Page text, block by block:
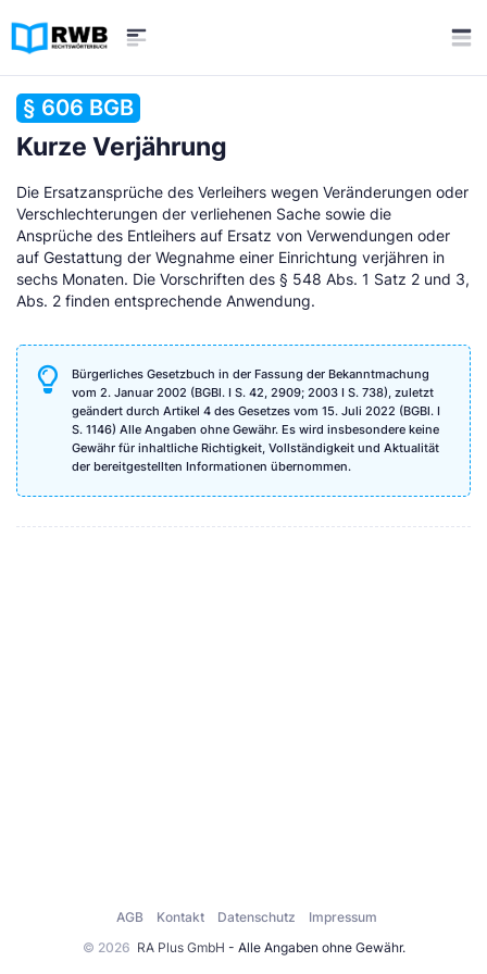
§ 606 BGB
Kurze Verjährung
Die Ersatzansprüche des Verleihers wegen Veränderungen oder
Verschlechterungen der verliehenen Sache sowie die
Ansprüche des Entleihers auf Ersatz von Verwendungen oder
auf Gestattung der Wegnahme einer Einrichtung verjähren in
sechs Monaten. Die Vorschriften des § 548 Abs. 1 Satz 2 und 3,
Abs. 2 finden entsprechende Anwendung.
Bürgerliches Gesetzbuch in der Fassung der Bekanntmachung
vom 2. Januar 2002 (BGBl. I S. 42, 2909; 2003 I S. 738), zuletzt
geändert durch Artikel 4 des Gesetzes vom 15. Juli 2022 (BGBl. I
S. 1146) Alle Angaben ohne Gewähr. Es wird insbesondere keine
Gewähr für inhaltliche Richtigkeit, Vollständigkeit und Aktualität
der bereitgestellten Informationen übernommen.
© 2026 RA Plus GmbH - Alle Angaben ohne Gewähr.
AGB Kontakt Datenschutz Impressum